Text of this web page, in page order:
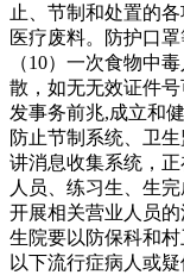
止、节制和处置的
医疗废料。防护口
（10）一次食物中
散，如无无效证件
发事务前兆,成立和
防止节制系统、卫
讲消息收集系统，
人员、练习生、生
开展相关营业人员
生院要以防保科和
以下流行症病人或